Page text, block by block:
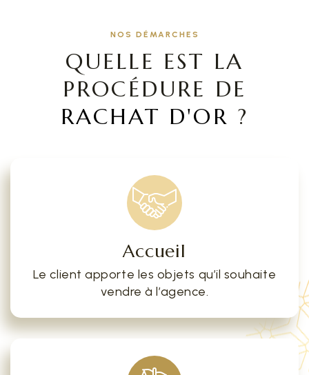
NOS DÉMARCHES
QUELLE EST LA
PROCÉDURE DE
RACHAT D'OR ?
Accueil
Le client apporte les objets qu’il souhaite
vendre à l’agence.